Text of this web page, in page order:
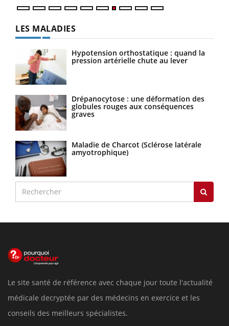
LES MALADIES
Hypotension orthostatique : quand la
pression artérielle chute au lever
Drépanocytose : une déformation des
globules rouges aux conséquences
graves
Maladie de Charcot (Sclérose latérale
amyotrophique)
Le site santé de référence avec chaque jour toute l'actualité
médicale decryptée par des médecins en exercice et les
conseils des meilleurs spécialistes.